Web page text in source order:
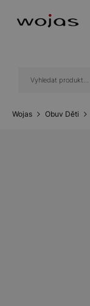
Wojas Obuv Děti